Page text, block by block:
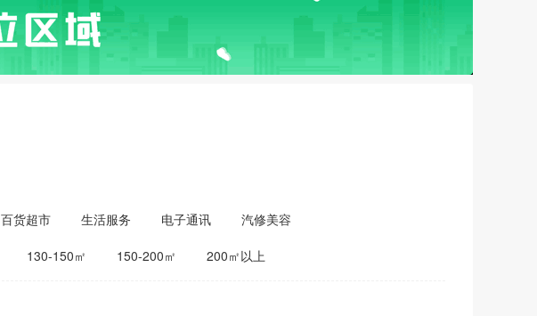
百货超市 生活服务 电子通讯
汽修美容
130-150㎡ 150-200㎡ 200㎡以上